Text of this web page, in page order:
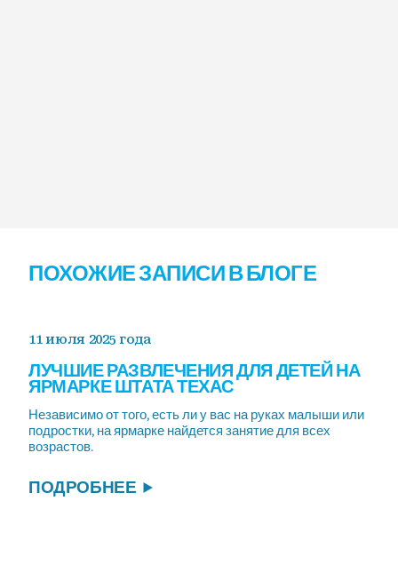
ПОХОЖИЕ ЗАПИСИ В БЛОГЕ
11 июля 2025 года
ЛУЧШИЕ РАЗВЛЕЧЕНИЯ ДЛЯ ДЕТЕЙ НА
ЯРМАРКЕ ШТАТА ТЕХАС
Независимо от того, есть ли у вас на руках малыши или
подростки, на ярмарке найдется занятие для всех
возрастов.
ПОДРОБНЕЕ